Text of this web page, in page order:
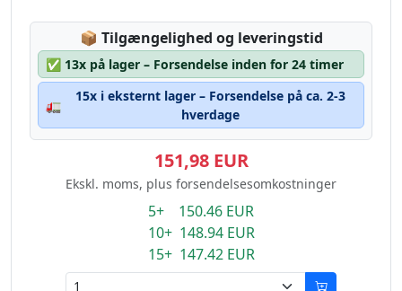
📦 Lagerstatus:
Tilgængelighed og leveringstid
✅ 13x på lager – Forsendelse inden for 24 timer
🚛
15x i eksternt lager – Forsendelse på ca. 2-3
hverdage
151,98 EUR
Ekskl. moms, plus forsendelsesomkostninger
5+ 150.46 EUR
10+ 148.94 EUR
15+ 147.42 EUR